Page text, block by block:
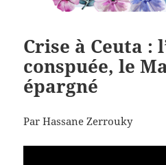
Crise à Ceuta :
conspuée, le
épargné
Par Hassane Zerrouky